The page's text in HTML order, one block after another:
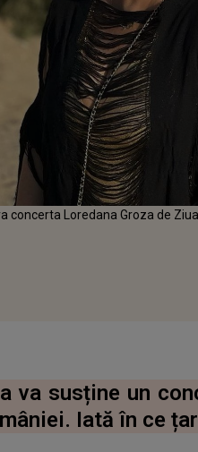
concerta Loredana Groza de
va susține un
Iată în ce